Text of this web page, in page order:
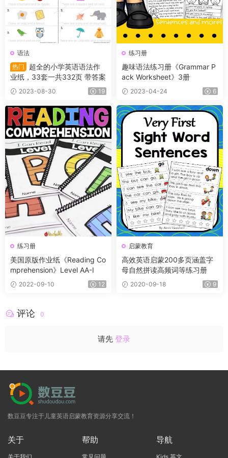
语法
热门
超全的小学英语语法作
业纸，33套一共332页 带答案
2023-08-30 19
练习册
趣味语法练习册《Grammar P
ack Worksheet》3册
2023-04-24 6
练习册
美国原版作业纸《Reading Co
mprehension》Level AA-I
2022-09-10 12
启蒙教育
高效英语启蒙200多页涵盖字
母自然拼读高频词等练习册
2020-09-18 9
评论 0
请先 登录
数豆豆专注于儿童英语启蒙教育资源分享交流！
关于 帮助 导航